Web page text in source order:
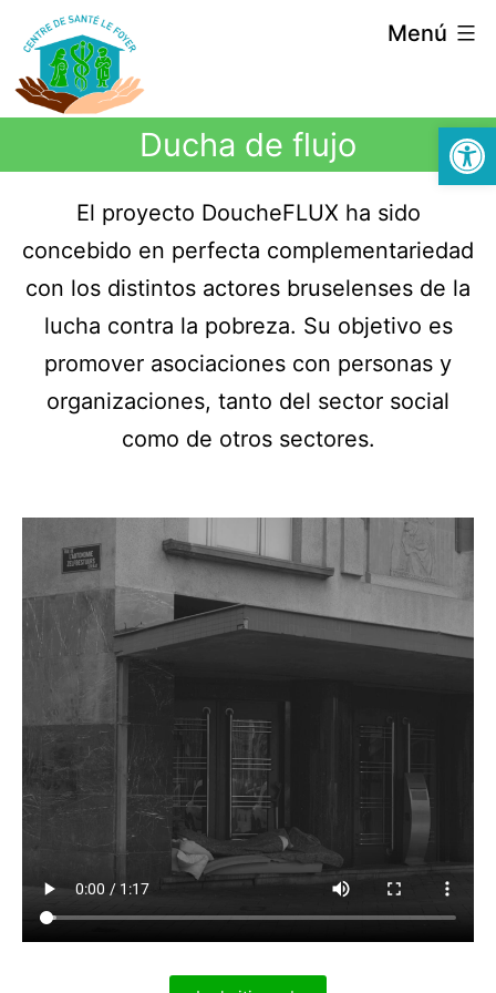
Abrir
Menú
Ducha de flujo
El proyecto DoucheFLUX ha sido
concebido en perfecta complementariedad
con los distintos actores bruselenses de la
lucha contra la pobreza. Su objetivo es
promover asociaciones con personas y
organizaciones, tanto del sector social
como de otros sectores.